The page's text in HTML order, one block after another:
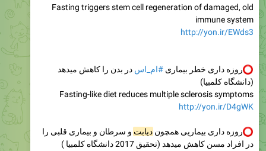
Fasting triggers stem cell regeneration of damaged, old
immune system
http://yon.ir/EWds3
روزه داری خطر بیماری#ام_اس در بدن را کاهش میدهد
(دانشگاه کلمبیا)
Fasting-like diet reduces multiple sclerosis symptoms
http://yon.ir/D4gWK
روزه داری بیماریی همچوندیابت و سرطان و بیماری قلبی را
در افراد مسن کاهش میدهد (تحقیق 2017 دانشگاه کلمبیا )